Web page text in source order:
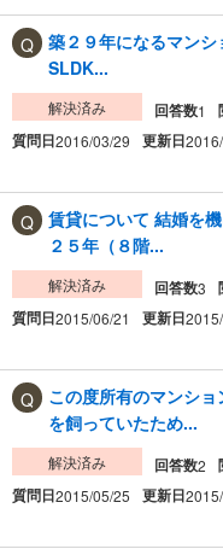
築２９年になるマン
SLDK...
解決済み 回答数1
質問日2016/03/29 更新日
賃貸について 結婚を
２５年（８階...
解決済み 回答数3
質問日2015/06/21 更新日
この度所有のマンシ
を飼っていたため...
解決済み 回答数2
質問日2015/05/25 更新日